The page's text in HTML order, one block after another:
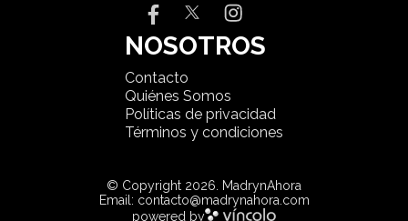
NOSOTROS
Contacto
Quiénes Somos
Políticas de privacidad
Términos y condiciones
© Copyright 2026. MadrynAhora
Email: contacto@madrynahora.com
powered by